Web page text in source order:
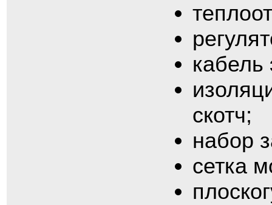
кабель
скотч;
набор
сетка